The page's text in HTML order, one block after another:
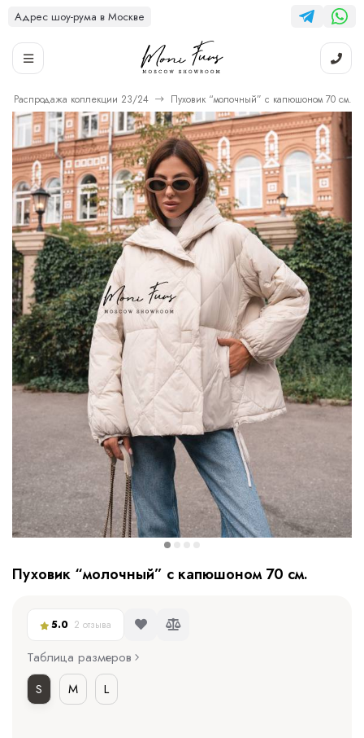
Адрес шоу-рума в Москве
Распродажа коллекции 23/24 Пуховик “молочный” с капюшоном 70 см.
Пуховик “молочный” с капюшоном 70 см.
5.0 2 отзыва
Таблица размеров
S
M L